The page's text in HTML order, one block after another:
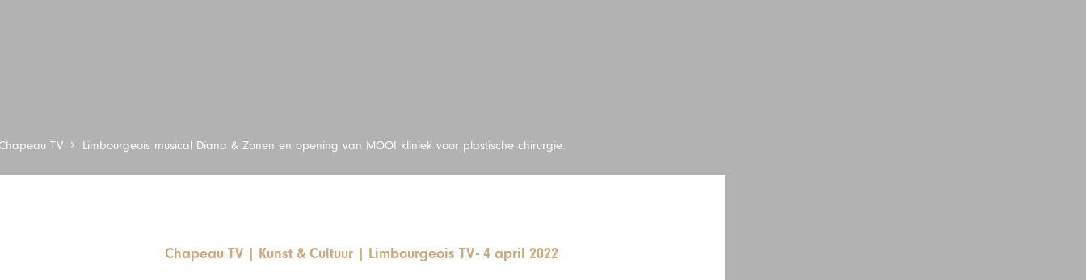
TV Limbourgeois musical Diana & Zonen en opening van MOOI kliniek voor plastische chirurgie.
Chapeau TV Kunst & Cultuur Limbourgeois TV- 4 april 2022